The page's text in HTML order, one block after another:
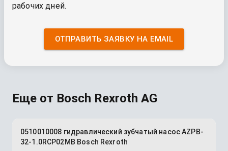
рабочих дней.
ОТПРАВИТЬ ЗАЯВКУ НА EMAIL
Еще от Bosch Rexroth AG
0510010008 гидравлический зубчатый насос AZPB-
32-1.0RCP02MB Bosch Rexroth